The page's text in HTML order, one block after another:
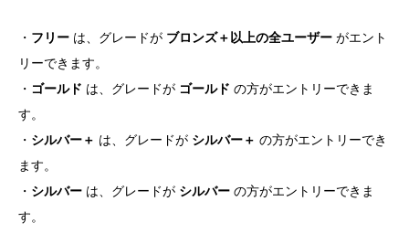
・ フリー は、グレードが ブロンズ＋以上の全ユーザー がエント
リーできます。
・ ゴールド は、グレードが ゴールド の方がエントリーできま
す。
・ シルバー＋ は、グレードが シルバー＋ の方がエントリーでき
ます。
・ シルバー は、グレードが シルバー の方がエントリーできま
す。